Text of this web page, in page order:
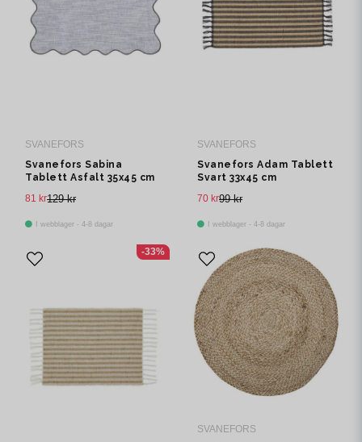
SVANEFORS
Svanefors Sabina
Tablett Asfalt 35x45 cm
129 kr
81 kr
I webblager - 4-8 dagar
SVANEFORS
Svanefors Adam Tablett
Svart 33x45 cm
99 kr
70 kr
I webblager - 4-8 dagar
-33%
SVANEFORS